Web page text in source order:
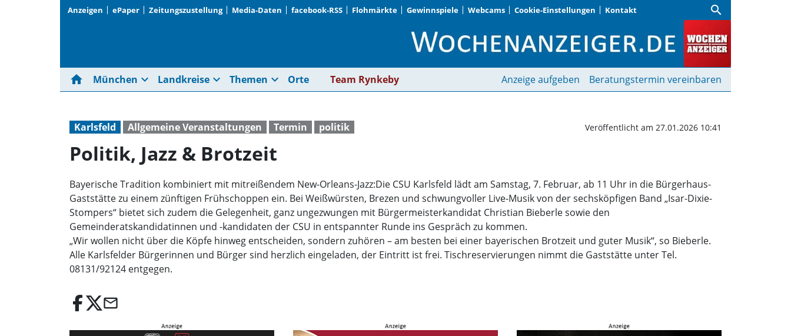
Anzeigen ePaper Zeitungszustellung Media-Daten facebook-RSS Flohmärkte Gewinnspiele Webcams Cookie-Einstellungen Kontakt search
Politik, Jazz & Brotzeit | Wochenanzeiger
home München expand_more Landkreise expand_more Themen expand_more Orte Team Rynkeby Anzeige aufgeben Beratungstermin vereinbaren
Karlsfeld Allgemeine Veranstaltungen Termin politik Veröffentlicht am 27.01.2026 10:41
Politik, Jazz & Brotzeit
Bayerische Tradition kombiniert mit mitreißendem New-Orleans-Jazz:Die CSU Karlsfeld lädt am Samstag, 7. Februar, ab 11 Uhr in die Bürgerhaus-
Gaststätte zu einem zünftigen Frühschoppen ein. Bei Weißwürsten, Brezen und schwungvoller Live-Musik von der sechsköpfigen Band „Isar-Dixie-
Stompers“ bietet sich zudem die Gelegenheit, ganz ungezwungen mit Bürgermeisterkandidat Christian Bieberle sowie den
Gemeinderatskandidatinnen und -kandidaten der CSU in entspannter Runde ins Gespräch zu kommen.
„Wir wollen nicht über die Köpfe hinweg entscheiden, sondern zuhören – am besten bei einer bayerischen Brotzeit und guter Musik“, so Bieberle.
Alle Karlsfelder Bürgerinnen und Bürger sind herzlich eingeladen, der Eintritt ist frei. Tischreservierungen nimmt die Gaststätte unter Tel.
08131/92124 entgegen.
email